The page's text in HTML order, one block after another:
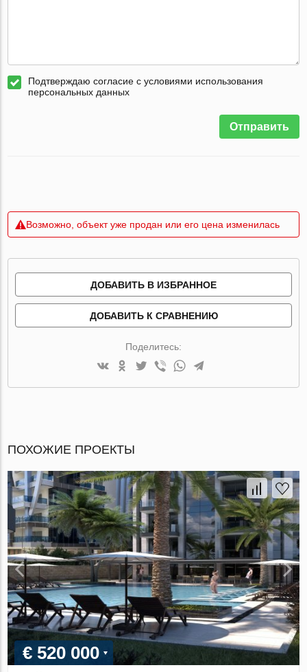
Подтверждаю согласие с условиями использования
персональных данных
Отправить
Возможно, объект уже продан или его цена изменилась
ДОБАВИТЬ В ИЗБРАННОЕ
ДОБАВИТЬ К СРАВНЕНИЮ
Поделитесь:
ПОХОЖИЕ ПРОЕКТЫ
€ 520 000